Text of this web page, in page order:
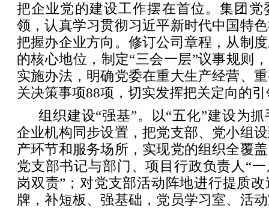
把企业党的建设工作摆在首位。集团党
领，认真学习贯彻习近平新时代中国特
把握办企业方向。修订公司章程，从制
的核心地位，制定“三会一层”议事规则
实施办法，明确党委在重大生产经营、
关决策事项88项，切实发挥把关定向的
组织建设“强基”。以“五化”建设为
企业机构同步设置，把党支部、党小组
产环节和服务场所，实现党的组织全覆
党支部书记与部门、项目行政负责人“
岗双责”；对党支部活动阵地进行提质
牌，补短板、强基础，党员学习室、活